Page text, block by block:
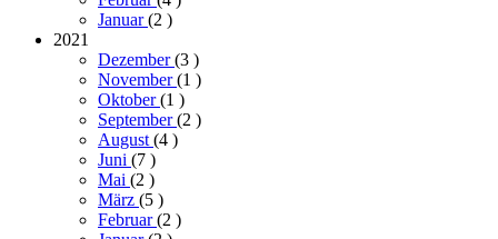
Januar(2 )
2021
Dezember(3 )
November(1 )
Oktober(1 )
September(2 )
August (4 )
Juni (7 )
Mai (2 )
März (5 )
Februar(2 )